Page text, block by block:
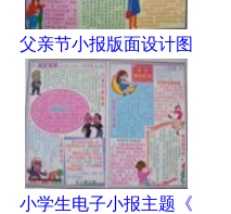
父亲节小报版面设计图
小学生电子小报主题《